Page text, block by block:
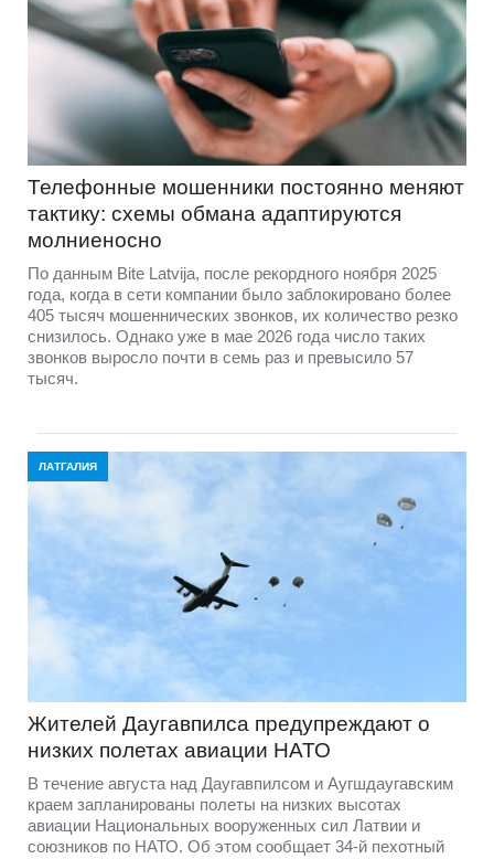
Телефонные мошенники постоянно меняют
тактику: схемы обмана адаптируются
молниеносно
По данным Bite Latvija, после рекордного ноября 2025
года, когда в сети компании было заблокировано более
405 тысяч мошеннических звонков, их количество резко
снизилось. Однако уже в мае 2026 года число таких
звонков выросло почти в семь раз и превысило 57
тысяч.
ЛАТГАЛИЯ
Жителей Даугавпилса предупреждают о
низких полетах авиации НАТО
В течение августа над Даугавпилсом и Аугшдаугавским
краем запланированы полеты на низких высотах
авиации Национальных вооруженных сил Латвии и
союзников по НАТО. Об этом сообщает 34-й пехотный